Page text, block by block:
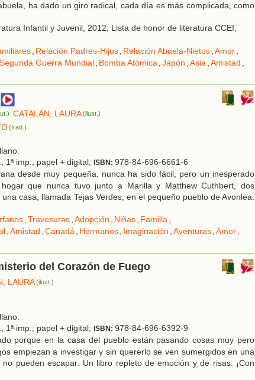
ha dado un giro radical, cada día es más complicada, como
Infantil y Juvenil, 2012, Lista de honor de literatura CCEI,
, Relación Padres-Hijos, Relación Abuela-Nietos,Amor,
Segunda Guerra Mundial, Bomba Atómica,Japón ,Asia,Amistad ,
CATALÁN, LAURA(ilust.)
(trad.)
1ª imp.; papel + digital; ISBN: 978-84-696-6661-6
desde muy pequeña, nunca ha sido fácil, pero un inesperado
que nunca tuvo junto a Marilla y Matthew Cuthbert, dos
casa, llamada Tejas Verdes, en el pequeño pueblo de Avonlea.
,Travesuras,Adopción , Niñas, Familia,
,Amistad ,Canadá, Hermanos, Imaginación ,Aventuras,Amor,
del Corazón de Fuego
LAURA(ilust.)
1ª imp.; papel + digital; ISBN: 978-84-696-6392-9
porque en la casa del pueblo están pasando cosas muy pero
empiezan a investigar y sin quererlo se ven sumergidos en una
pueden escapar. Un libro repleto de emoción y de risas. ¡Con